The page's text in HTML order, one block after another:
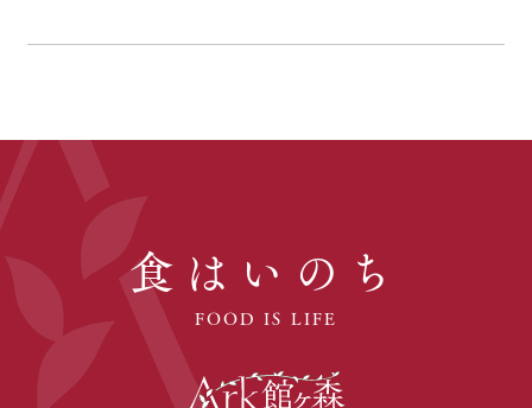
食はいのち
FOOD IS LIFE